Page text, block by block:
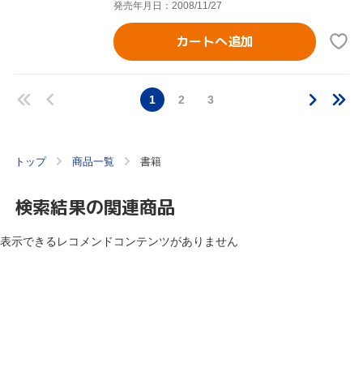
発売年月日：2008/11/27
カートへ追加
1 2 3
トップ 商品一覧 書籍
検索結果の関連商品
表示できるレコメンドコンテンツがありません